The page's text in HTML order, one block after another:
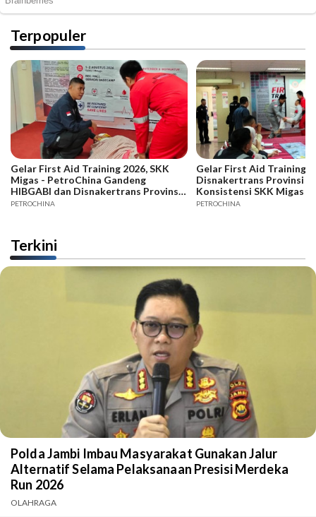
Terpopuler
Gelar First Aid Training 2026, SKK
Migas - PetroChina Gandeng
HIBGABI dan Disnakertrans Provinsi
Jambi
PETROCHINA
Gelar First Aid Training
Disnakertrans Provinsi
Konsistensi SKK Migas -
PETROCHINA
Terkini
Polda Jambi Imbau Masyarakat Gunakan Jalur
Alternatif Selama Pelaksanaan Presisi Merdeka
Run 2026
OLAHRAGA